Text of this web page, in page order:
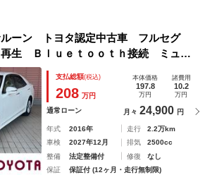
ーン トヨタ認定中古車 フルセグ
生 Ｂｌｕｅｔｏｏｔｈ接続 ミュー
バックカメラ 衝突被害軽減システ
ドランプ ワンオーナー 記録簿
支払総額(税込)
208 万円
本体価格
197.8
万円
諸費用
10.2
万円
通常ローン 月々 24,900 円
年式 2016年 走行
2.2万km
車検
2027年12月 排気
2500cc
整備
法定整備付 修復
なし
保証
保証付 (12ヶ月・走行無制限)